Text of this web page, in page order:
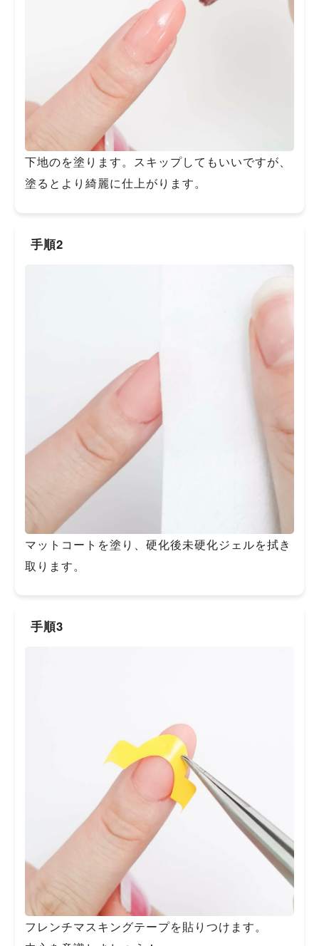
下地のを塗ります。スキップしてもいいですが、
塗るとより綺麗に仕上がります。
手順2
マットコートを塗り、硬化後未硬化ジェルを拭き
取ります。
手順3
フレンチマスキングテープを貼りつけます。